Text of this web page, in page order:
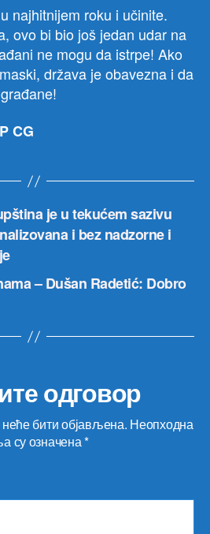
najhitnijem roku i učinite.
ovo bi bio još jedan udar na
ne mogu da istrpe! Ako
država je obavezna i da
CG
je u tekućem sazivu
i bez nadzorne i
– Dušan Radetić: Dobro
одговор
бити објављена. Неопходна
су означена*